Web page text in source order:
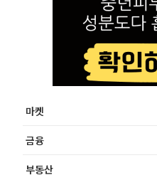
마켓
금융
부동산